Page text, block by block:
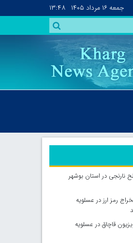
جمعه ۱۶ مرداد ۱۴۰۵ ۱۳:۴۸
نارنجی در استان بوشهر
رمز ارز در عسلویه
قاچاق در عسلویه